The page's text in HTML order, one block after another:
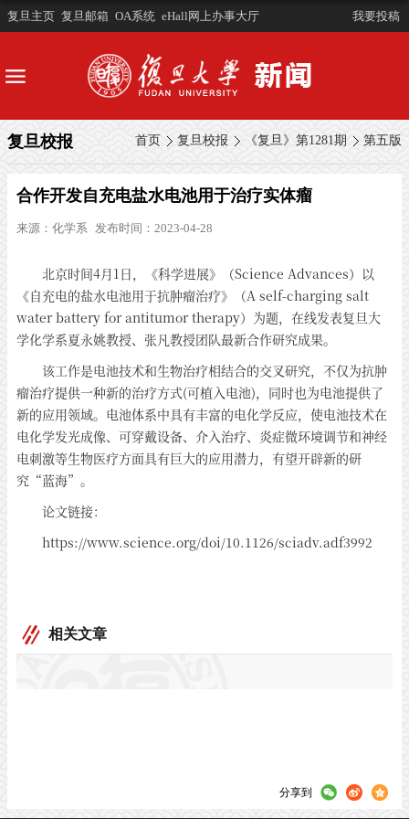
复旦主页 复旦邮箱 OA系统 eHall网上办事大厅 我要投稿
首页 复旦校报 《复旦》第1281期 第五版
复旦校报
合作开发自充电盐水电池用于治疗实体瘤
来源： 化学系 发布时间：2023-04-28
北京时间4月1日，《科学进展》（Science Advances）以
《自充电的盐水电池用于抗肿瘤治疗》（A self-charging salt
water battery for antitumor therapy）为题，在线发表复旦大
学化学系夏永姚教授、张凡教授团队最新合作研究成果。
该工作是电池技术和生物治疗相结合的交叉研究，不仅为抗肿
瘤治疗提供一种新的治疗方式(可植入电池)，同时也为电池提供了
新的应用领域。电池体系中具有丰富的电化学反应，使电池技术在
电化学发光成像、可穿戴设备、介入治疗、炎症微环境调节和神经
电刺激等生物医疗方面具有巨大的应用潜力，有望开辟新的研
究“蓝海”。
论文链接：
https://www.science.org/doi/10.1126/sciadv.adf3992
相关文章
分享到